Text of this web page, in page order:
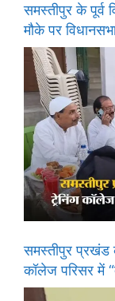
समस्तीपुर के पूर्व
मौके पर
समस्तीपुर प्रखंड
कॉलेज परिसर में